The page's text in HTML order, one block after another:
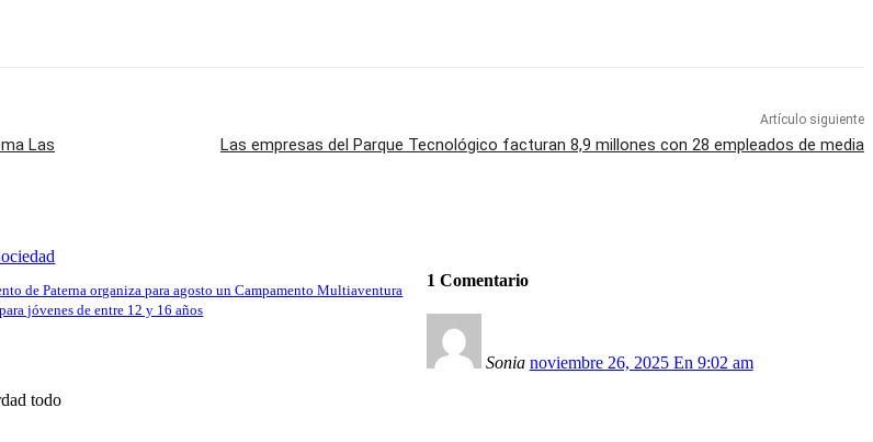
Las
Artículo siguiente
Las empresas del Parque Tecnológico facturan 8,9 millones con 28 empleados de media
de Paterna organiza para agosto un Campamento Multiaventura
jóvenes de entre 12 y 16 años
1 Comentario
Sonia noviembre 26, 2025 En 9:02 am
todo